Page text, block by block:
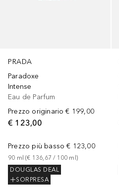
PRADA
Paradoxe
Intense
Eau de Parfum
Prezzo originario € 199,00
€ 123,00
Prezzo più basso € 123,00
90 ml (€ 136,67 / 100 ml)
DOUGLAS DEAL
SORPRESA